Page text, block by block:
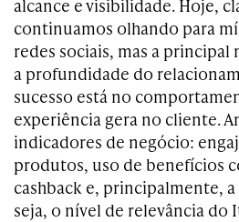
alcance e visibilidade. Hoje,
continuamos olhando para
redes sociais, mas a principal
a profundidade do
sucesso está no
experiência gera no cliente.
indicadores de negócio:
produtos, uso de benefícios
cashback e, principalmente,
seja, o nível de relevância do